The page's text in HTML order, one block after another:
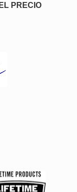
PRECIO